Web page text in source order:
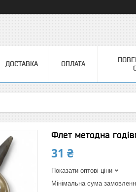
ДОСТАВКА ОПЛАТА
Флет методна
31 ₴
Показати оптові ціни
Мінімальна сума